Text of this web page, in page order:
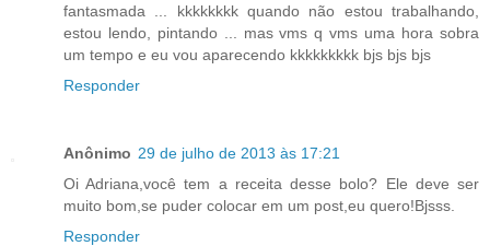
fantasmada ... kkkkkkkk quando não estou trabalhando,
estou lendo, pintando ... mas vms q vms uma hora sobra
um tempo e eu vou aparecendo kkkkkkkkk bjs bjs bjs
Responder
Anônimo 29 de julho de 2013 às 17:21
Oi Adriana,você tem a receita desse bolo? Ele deve ser
muito bom,se puder colocar em um post,eu quero!Bjsss.
Responder